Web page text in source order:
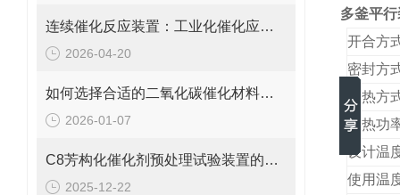
连续催化反应装置：工业化催化应用中的高效反应器选择
2026-04-20
如何选择合适的二氧化碳催化材料评价装置：用户指南
2026-01-07
C8芳构化催化剂预处理试验装置的操作规范与优化方法
2025-12-22
多釜平
开合方
密封方
换热方
加热功
设计温
使用温